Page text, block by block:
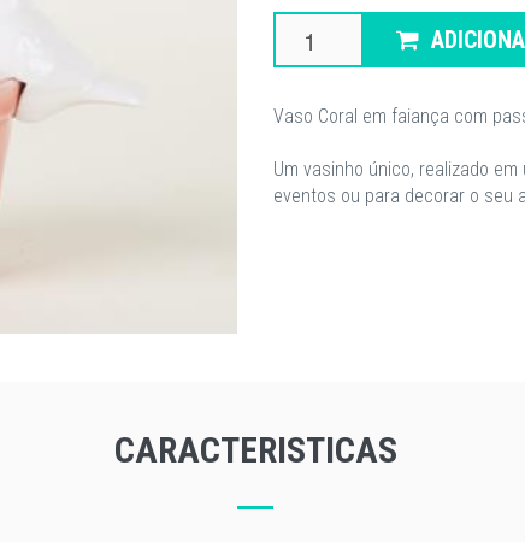
Vaso Coral em faiança com
Um vasinho único, realizado
eventos ou para decorar o seu
CARACTERISTICAS